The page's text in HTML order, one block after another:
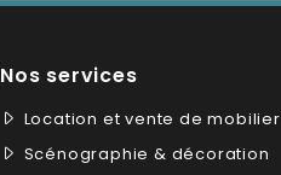
Nos services
Location et vente de mobilier
Scénographie & décoration